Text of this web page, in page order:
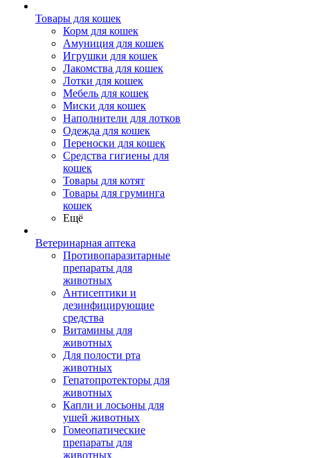
Товары для кошек
Корм для кошек
Амуниция для кошек
Игрушки для кошек
Лакомства для кошек
Лотки для кошек
Мебель для кошек
Миски для кошек
Наполнители для лотков
Одежда для кошек
Переноски для кошек
Средства гигиены для
кошек
Товары для котят
Товары для груминга
кошек
Ещё
Ветеринарная аптека
Противопаразитарные
препараты для
животных
Антисептики и
дезинфицирующие
средства
Витамины для
животных
Для полости рта
животных
Гепатопротекторы для
животных
Капли и лосьоны для
ушей животных
Гомеопатические
препараты для
животных